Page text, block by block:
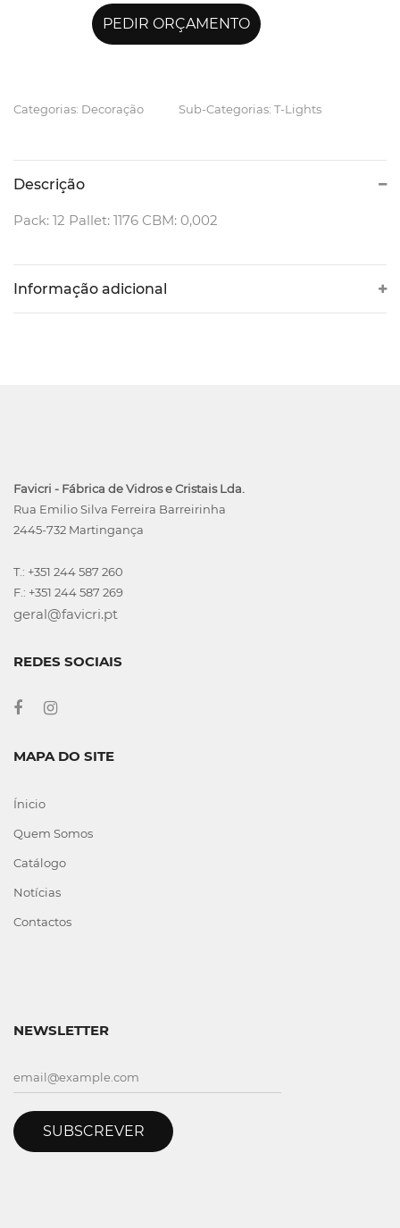
PEDIR ORÇAMENTO
Categorias: Decoração Sub-Categorias: T-Lights
Descrição
Pack: 12 Pallet: 1176 CBM: 0,002
Informação adicional
Favicri - Fábrica de Vidros e Cristais Lda.
Rua Emilio Silva Ferreira Barreirinha
2445-732 Martingança
T.: +351 244 587 260
F.: +351 244 587 269
geral@favicri.pt
REDES SOCIAIS
MAPA DO SITE
Ínicio
Quem Somos
Catálogo
Notícias
Contactos
NEWSLETTER
SUBSCREVER